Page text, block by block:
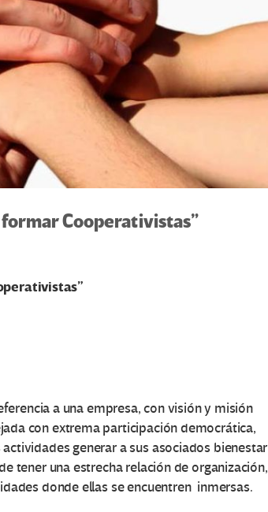
Cooperativistas”
a una empresa, con visión y misión
con extrema participación democrática,
generar a sus asociados bienestar
tener una estrecha relación de organización,
donde ellas se encuentren inmersas.